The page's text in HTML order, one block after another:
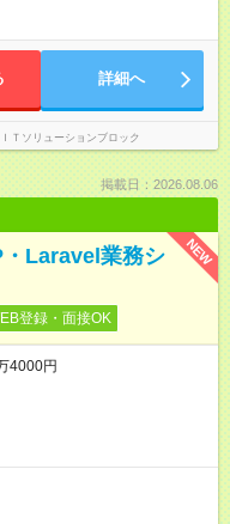
詳細へ
Ｔソリューションブロック
掲載日：2026.08.06
NEW
Laravel業務シ
登録・面接OK
4000円